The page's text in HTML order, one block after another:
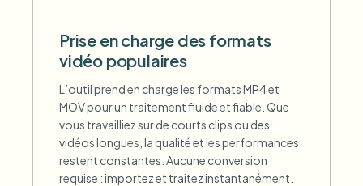
Prise en charge des formats
vidéo populaires
L’outil prend en charge les formats MP4 et
MOV pour un traitement fluide et fiable. Que
vous travailliez sur de courts clips ou des
vidéos longues, la qualité et les performances
restent constantes. Aucune conversion
requise : importez et traitez instantanément.